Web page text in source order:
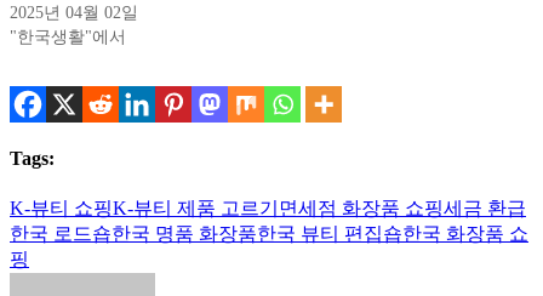
2025년 04월 02일
"한국생활"에서
Tags:
K-뷰티 쇼핑K-뷰티 제품 고르기 면세점 화장품 쇼핑세금 환급
한국 로드숍한국 명품 화장품한국 뷰티 편집숍한국 화장품 쇼
핑